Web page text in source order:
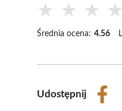
★ ★ ★ ★
Średnia ocena: 4.56
Udostępnij
Share